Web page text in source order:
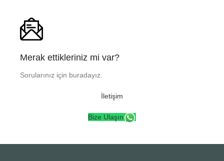
Merak ettikleriniz mi var?
Sorularınız için buradayız.
İletişim
Bize Ulaşın